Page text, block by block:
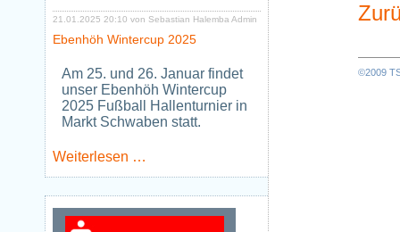
Tischtennis
ab
2026
21.01.2025 20:10 von Sebastian Halemba Admin
Ebenhöh Wintercup 2025
Am 25. und 26. Januar findet
unser Ebenhöh Wintercup
2025 Fußball Hallenturnier in
Markt Schwaben statt.
Weiterlesen …
©2009